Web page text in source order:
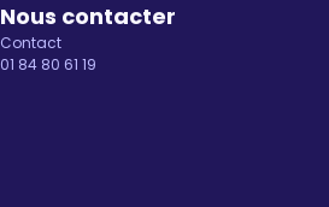
Nous contacter
Contact
01 84 80 61 19